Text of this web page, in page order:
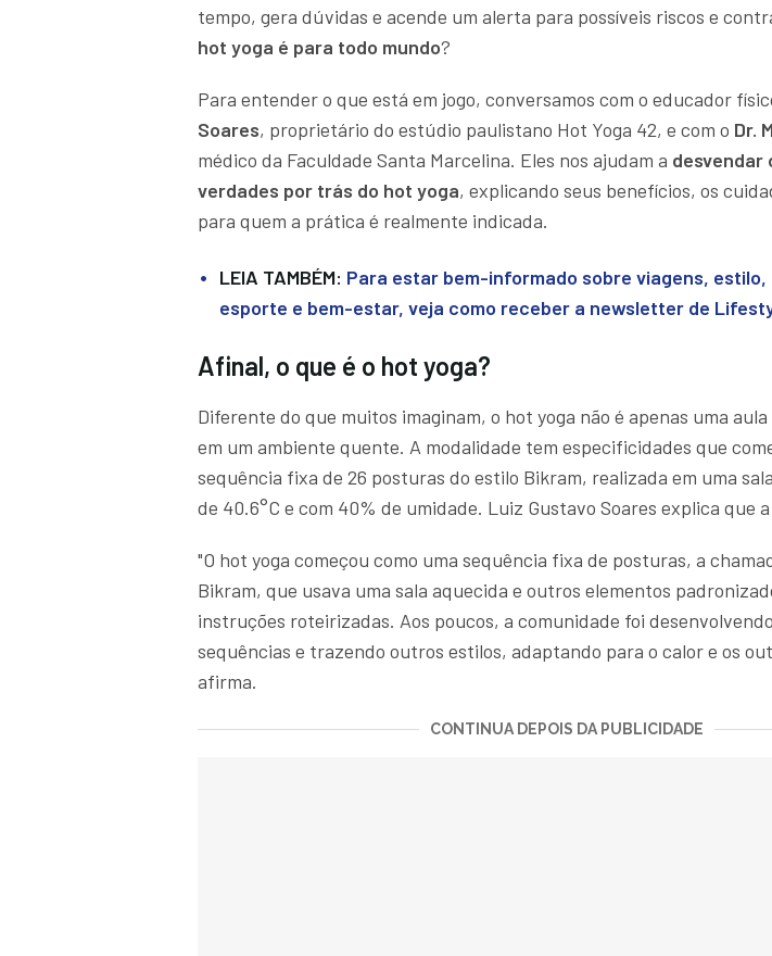
tempo, gera dúvidas e acende um alerta para possíveis riscos e
hot yoga é para todo mundo?
Para entender o que está em jogo, conversamos com o educador
Soares, proprietário do estúdio paulistano Hot Yoga 42, e com o Dr.
médico da Faculdade Santa Marcelina. Eles nos ajudam a desvendar
verdades por trás do hot yoga, explicando seus benefícios, os
para quem a prática é realmente indicada.
LEIA TAMBÉM: Para estar bem-informado sobre viagens,
esporte e bem-estar, veja como receber a newsletter de
Afinal, o que é o hot yoga?
Diferente do que muitos imaginam, o hot yoga não é apenas uma
em um ambiente quente. A modalidade tem especificidades que
sequência fixa de 26 posturas do estilo Bikram, realizada em uma
de 40.6°C e com 40% de umidade. Luiz Gustavo Soares explica que
"O hot yoga começou como uma sequência fixa de posturas, a
Bikram, que usava uma sala aquecida e outros elementos
instruções roteirizadas. Aos poucos, a comunidade foi
sequências e trazendo outros estilos, adaptando para o calor e os
afirma.
CONTINUA DEPOIS DA PUBLICIDADE